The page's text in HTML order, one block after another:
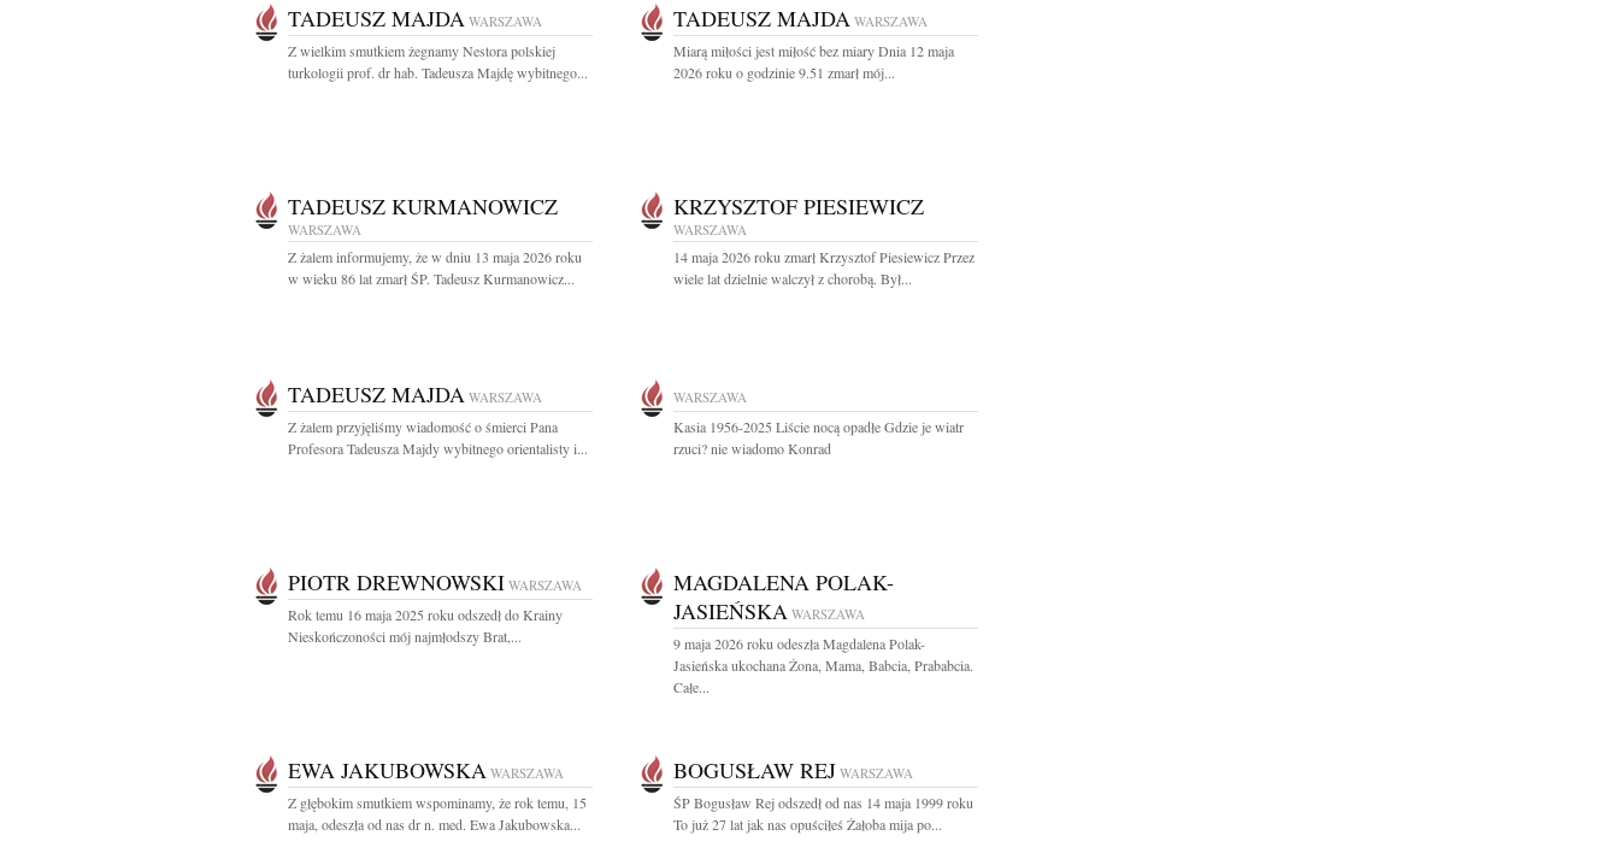
TADEUSZ MAJDA WARSZAWA
Z wielkim smutkiem żegnamy Nestora polskiej
turkologii prof. dr hab. Tadeusza Majdę wybitnego...
TADEUSZ MAJDA WARSZAWA
Miarą miłości jest miłość bez miary Dnia 12 maja
2026 roku o godzinie 9.51 zmarł mój...
TADEUSZ KURMANOWICZ
WARSZAWA
Z żalem informujemy, że w dniu 13 maja 2026 roku
w wieku 86 lat zmarł ŚP. Tadeusz Kurmanowicz...
KRZYSZTOF PIESIEWICZ
WARSZAWA
14 maja 2026 roku zmarł Krzysztof Piesiewicz Przez
wiele lat dzielnie walczył z chorobą. Był...
TADEUSZ MAJDA WARSZAWA
Z żalem przyjęliśmy wiadomość o śmierci Pana
Profesora Tadeusza Majdy wybitnego orientalisty i...
WARSZAWA
Kasia 1956-2025 Liście nocą opadłe Gdzie je wiatr
rzuci? nie wiadomo Konrad
PIOTR DREWNOWSKI WARSZAWA
Rok temu 16 maja 2025 roku odszedł do Krainy
Nieskończoności mój najmłodszy Brat,...
MAGDALENA POLAK-
JASIEŃSKA WARSZAWA
9 maja 2026 roku odeszła Magdalena Polak-
Jasieńska ukochana Żona, Mama, Babcia, Prababcia.
Całe...
EWA JAKUBOWSKA WARSZAWA
Z głębokim smutkiem wspominamy, że rok temu, 15
maja, odeszła od nas dr n. med. Ewa Jakubowska...
BOGUSŁAW REJ WARSZAWA
ŚP Bogusław Rej odszedł od nas 14 maja 1999 roku
To już 27 lat jak nas opuściłeś Żałoba mija po...